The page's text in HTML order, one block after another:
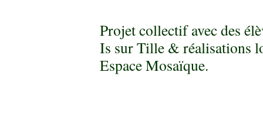
Projet collectif avec des
Is sur Tille & réalisations
Espace Mosaïque.